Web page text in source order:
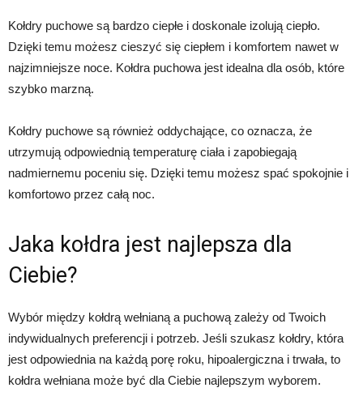
Kołdry puchowe są bardzo ciepłe i doskonale izolują ciepło.
Dzięki temu możesz cieszyć się ciepłem i komfortem nawet w
najzimniejsze noce. Kołdra puchowa jest idealna dla osób, które
szybko marzną.
Kołdry puchowe są również oddychające, co oznacza, że
utrzymują odpowiednią temperaturę ciała i zapobiegają
nadmiernemu poceniu się. Dzięki temu możesz spać spokojnie i
komfortowo przez całą noc.
Jaka kołdra jest najlepsza dla
Ciebie?
Wybór między kołdrą wełnianą a puchową zależy od Twoich
indywidualnych preferencji i potrzeb. Jeśli szukasz kołdry, która
jest odpowiednia na każdą porę roku, hipoalergiczna i trwała, to
kołdra wełniana może być dla Ciebie najlepszym wyborem.